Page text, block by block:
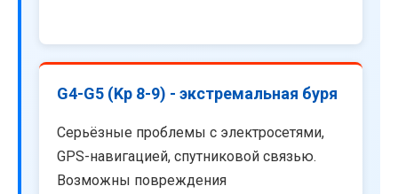
G4-G5 (Kp 8-9) - экстремальная буря
Серьёзные проблемы с электросетями,
GPS-навигацией, спутниковой связью.
Возможны повреждения